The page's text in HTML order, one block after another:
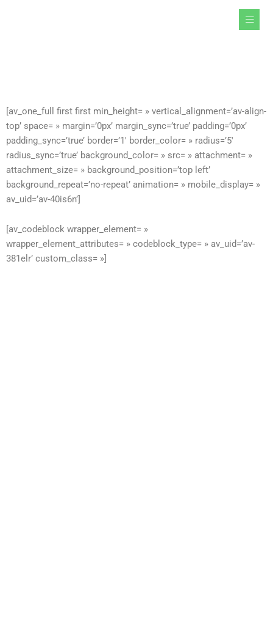
[av_one_full first first min_height= » vertical_alignment=’av-align-
top’ space= » margin=’0px’ margin_sync=’true’ padding=’0px’
padding_sync=’true’ border=’1′ border_color= » radius=’5′
radius_sync=’true’ background_color= » src= » attachment= »
attachment_size= » background_position=’top left’
background_repeat=’no-repeat’ animation= » mobile_display= »
av_uid=’av-40is6n’]
[av_codeblock wrapper_element= »
wrapper_element_attributes= » codeblock_type= » av_uid=’av-
381elr’ custom_class= »]